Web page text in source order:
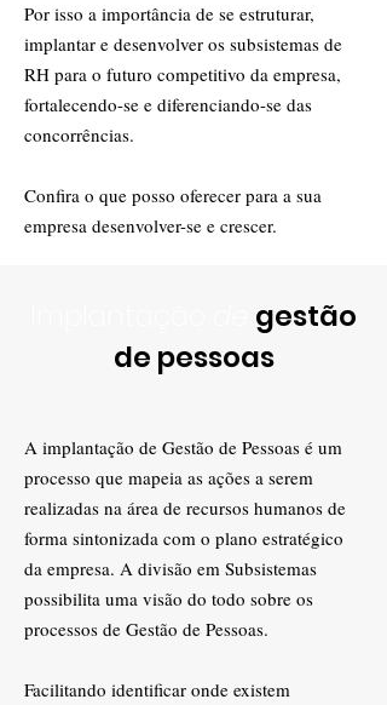
Por isso a importância de se estruturar,
implantar e desenvolver os subsistemas de
RH para o futuro competitivo da empresa,
fortalecendo-se e diferenciando-se das
concorrências.
Confira o que posso oferecer para a sua
empresa desenvolver-se e crescer.
gestão
de pessoas
A implantação de Gestão de Pessoas é um
processo que mapeia as ações a serem
realizadas na área de recursos humanos de
forma sintonizada com o plano estratégico
da empresa. A divisão em Subsistemas
possibilita uma visão do todo sobre os
processos de Gestão de Pessoas.
Facilitando identificar onde existem